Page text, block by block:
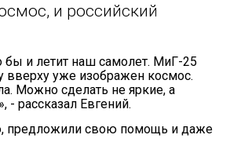
и российский
бы и летит наш самолет. МиГ-25
вверху уже изображен космос.
Можно сделать не яркие, а
рассказал Евгений.
предложили свою помощь и даже